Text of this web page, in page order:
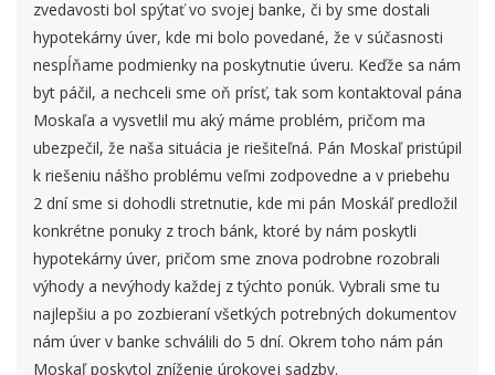
zvedavosti bol spýtať vo svojej banke, či by sme dostali
hypotekárny úver, kde mi bolo povedané, že v súčasnosti
nespĺňame podmienky na poskytnutie úveru. Keďže sa nám
byt páčil, a nechceli sme oň prísť, tak som kontaktoval pána
Moskaľa a vysvetlil mu aký máme problém, pričom ma
ubezpečil, že naša situácia je riešiteľná. Pán Moskaľ pristúpil
k riešeniu nášho problému veľmi zodpovedne a v priebehu
2 dní sme si dohodli stretnutie, kde mi pán Moskáľ predložil
konkrétne ponuky z troch bánk, ktoré by nám poskytli
hypotekárny úver, pričom sme znova podrobne rozobrali
výhody a nevýhody každej z týchto ponúk. Vybrali sme tu
najlepšiu a po zozbieraní všetkých potrebných dokumentov
nám úver v banke schválili do 5 dní. Okrem toho nám pán
Moskaľ poskytol zníženie úrokovej sadzby.